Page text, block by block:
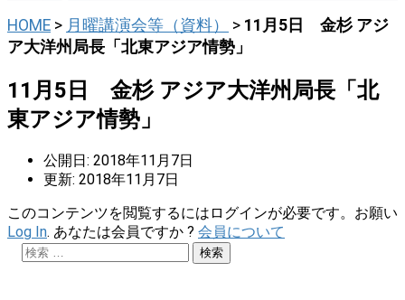
HOME > 月曜講演会等（資料） > 11月5日 金杉 アジ
ア大洋州局長「北東アジア情勢」
11月5日 金杉 アジア大洋州局長「北
東アジア情勢」
公開日: 2018年11月7日
更新: 2018年11月7日
このコンテンツを閲覧するにはログインが必要です。お願い
Log In. あなたは会員ですか ? 会員について
検索: